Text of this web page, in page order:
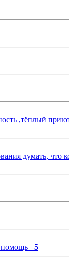
,тёплый
думать, что
помощь +5